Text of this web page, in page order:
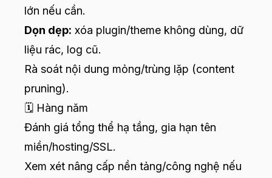
lớn nếu cần.
Dọn dẹp: xóa plugin/theme không dùng, dữ
liệu rác, log cũ.
Rà soát nội dung mỏng/trùng lặp (content
pruning).
🗓️ Hàng năm
Đánh giá tổng thể hạ tầng, gia hạn tên
miền/hosting/SSL.
Xem xét nâng cấp nền tảng/công nghệ nếu